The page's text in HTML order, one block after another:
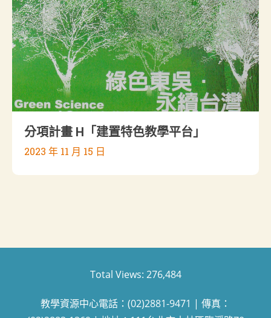
分項計畫 H「建置特色教學平台」
2023 年 11 月 15 日
Total Views: 276,484
教學資源中心電話：(02)2881-9471 | 傳真：